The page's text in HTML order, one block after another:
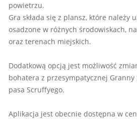
powietrzu.
Gra składa się z plansz, które należy
osadzone w różnych środowiskach,
oraz terenach miejskich.
Dodatkową opcją jest możliwość
bohatera z przesympatycznej
pasa Scruffyego.
Aplikacja jest obecnie dostępna w